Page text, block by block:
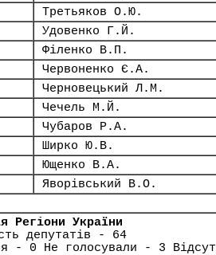
Третьяков О.Ю.
Удовенко Г.Й.
Філенко В.П.
Червоненко Є.А.
Черновецький Л.М.
Чечель М.Й.
Чубаров Р.А.
Ширко Ю.В.
Ющенко В.А.
Яворівський В.О.
Регіони України
депутатів - 64
- 0 Не голосували - 3